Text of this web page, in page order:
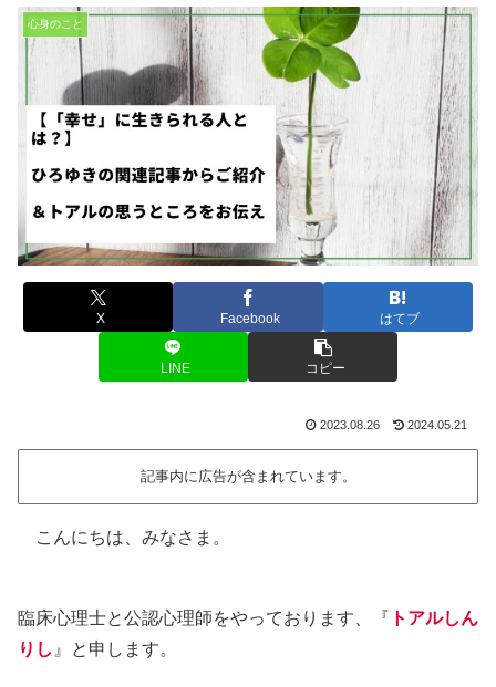
心身のこと
X Facebook はてブ
LINE コピー
2023.08.26 2024.05.21
記事内に広告が含まれています。
こんにちは、みなさま。
臨床心理士と公認心理師をやっております、『 トアルしん
りし 』と申します。